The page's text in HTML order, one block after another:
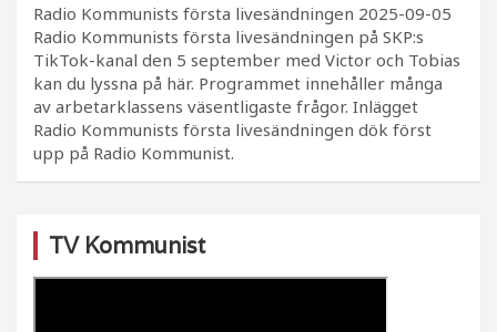
Radio Kommunists första livesändningen 2025-09-05
Radio Kommunists första livesändningen på SKP:s
TikTok-kanal den 5 september med Victor och Tobias
kan du lyssna på här. Programmet innehåller många
av arbetarklassens väsentligaste frågor. Inlägget
Radio Kommunists första livesändningen dök först
upp på Radio Kommunist.
TV Kommunist